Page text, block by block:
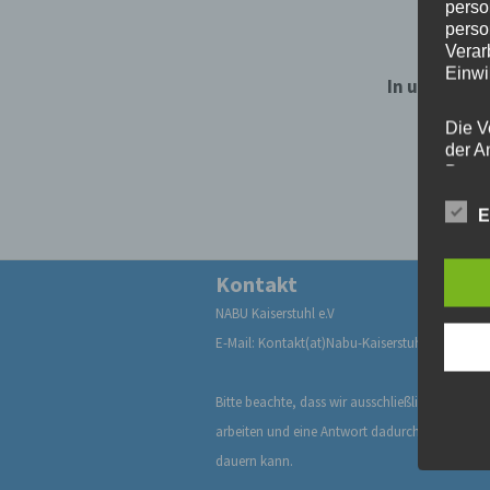
In
Kontakt
NABU Kaiserstuhl e.V
E-Mail: Kontakt(at)Nabu-Kaiserstuhl.de
Bitte beachte, dass wir ausschließlich im
arbeiten und eine Antwort dadurch ein paar
dauern kann.
Die
der
uns
Wir